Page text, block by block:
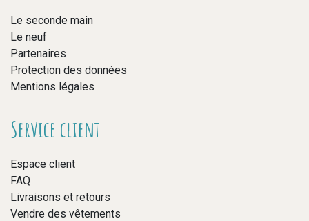
Le seconde main
Le neuf
Partenaires
Protection des données
Mentions légales
Service client
Espace client
FAQ
Livraisons et retours
Vendre des vêtements